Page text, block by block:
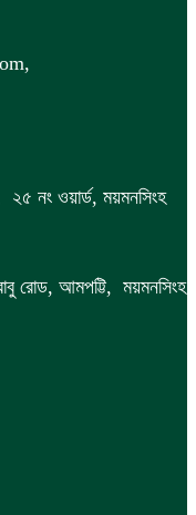
২৫ নং ওয়ার্ড, ময়মনসিংহ
রোড, আমপট্টি, ময়মনসিংহ